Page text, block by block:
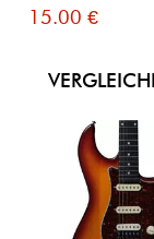
15.00 €